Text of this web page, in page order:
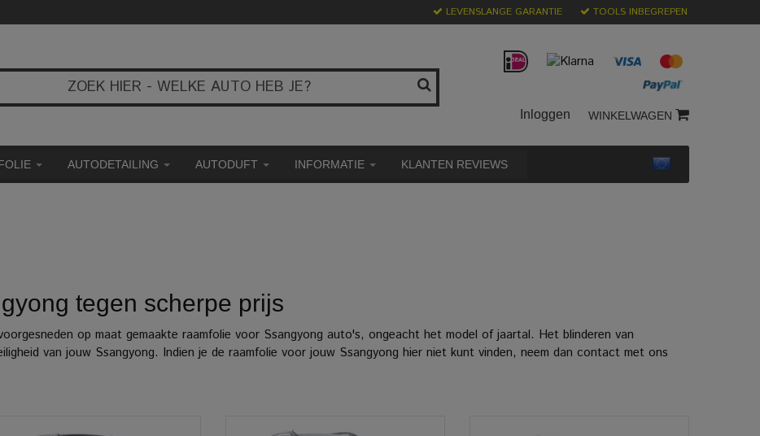
LEVENSLANGE GARANTIE TOOLS INBEGREPEN
Inloggen WINKELWAGEN
AUTODETAILING AUTODUFT INFORMATIE KLANTEN REVIEWS
tegen scherpe prijs
op maat gemaakte raamfolie voor Ssangyong auto's, ongeacht het model of jaartal. Het blinderen van
van jouw Ssangyong. Indien je de raamfolie voor jouw Ssangyong hier niet kunt vinden, neem dan contact met ons